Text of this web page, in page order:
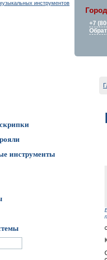
+7
инструменты